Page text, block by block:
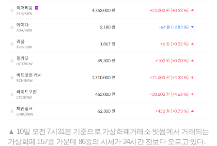
▲ 10일 오전 7시31분 기준으로 가상화폐거래소 빗썸에서 거래되는
가상화폐 157종 가운데 86종의 시세가 24시간 전보다 오르고 있다.